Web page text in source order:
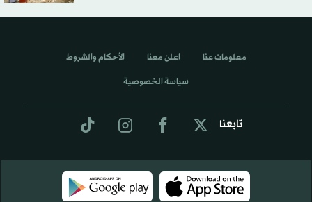
تابعنا
معلومات عنا اعلن معنا الأحكام والشروط
سياسة الخصوصية